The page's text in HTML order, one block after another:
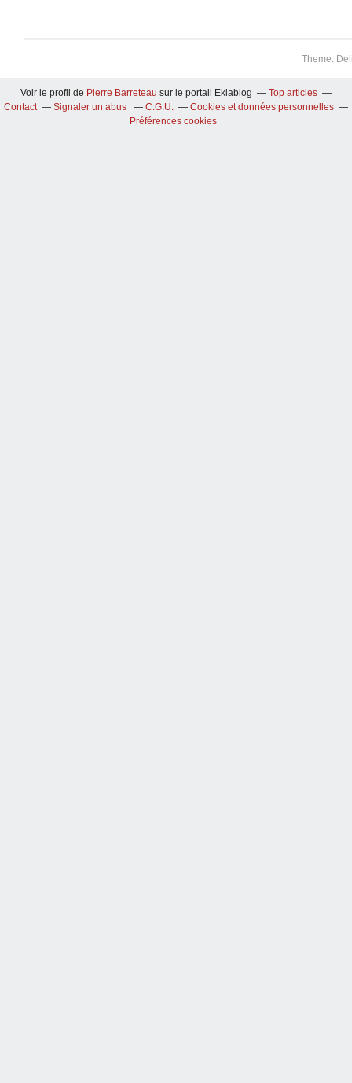
Theme:
Voir le profil de Pierre Barreteau sur le portail Eklablog
Top articles
Contact
Signaler un abus C.G.U.
Cookies et données personnelles
Préférences cookies